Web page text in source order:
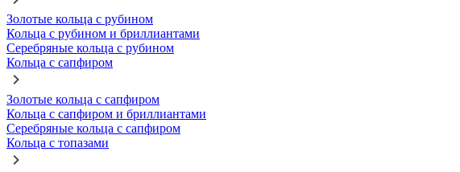
Золотые кольца с рубином
Кольца с рубином и бриллиантами
Серебряные кольца с рубином
Кольца с сапфиром
Золотые кольца с сапфиром
Кольца с сапфиром и бриллиантами
Серебряные кольца с сапфиром
Кольца с топазами